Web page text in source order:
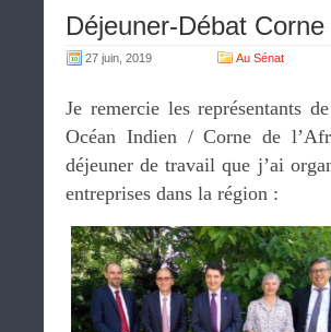
Déjeuner-Débat
27 juin, 2019 Au Sénat
Je remercie les représentants
Océan Indien / Corne de
déjeuner de travail que j’ai
entreprises dans la région :